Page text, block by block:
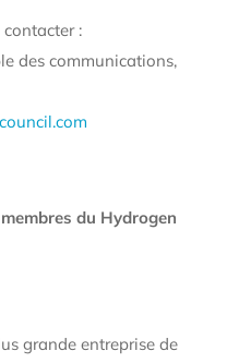
:
des communications,
du Hydrogen
grande entreprise de